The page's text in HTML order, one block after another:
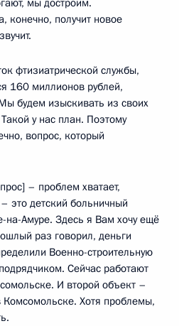
мы достроим.
конечно, получит новое
фтизиатрической службы,
160 миллионов рублей,
будем изыскивать из своих
у нас план. Поэтому
вопрос, который
– проблем хватает,
это детский больничный
на-Амуре. Здесь я Вам хочу ещё
раз говорил, деньги
Военно-строительную
Сейчас работают
И второй объект –
Хотя проблемы,